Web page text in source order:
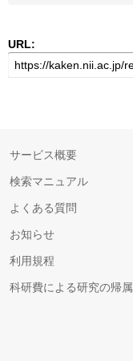
URL:
サービス概要
検索マニュアル
よくある質問
お知らせ
利用規程
科研費による研究の帰属